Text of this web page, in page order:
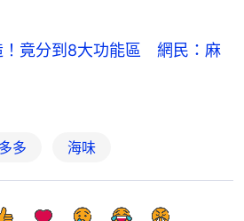
！竟分到8大功能區 網民：麻
多 海味